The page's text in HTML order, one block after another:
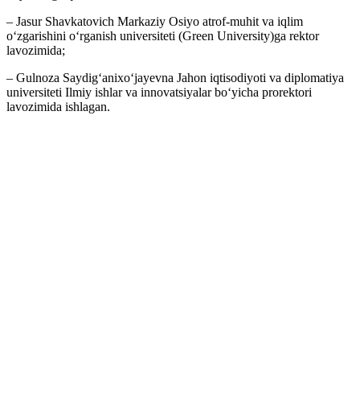
– Jasur Shavkatovich Markaziy Osiyo atrof-muhit va iqlim
o‘zgarishini o‘rganish universiteti (Green University)ga rektor
lavozimida;
– Gulnoza Saydigʻanixoʻjayevna Jahon iqtisodiyoti va diplomatiya
universiteti Ilmiy ishlar va innovatsiyalar bo‘yicha prorektori
lavozimida ishlagan.